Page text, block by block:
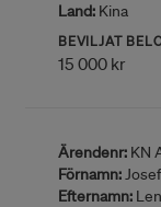
Land: Kina
BEVILJAT
15 000 kr
Ärendenr: KN
Förnamn:
Efternamn: